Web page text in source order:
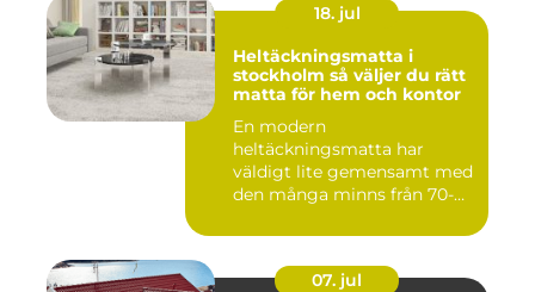
18. jul
Heltäckningsmatta i
stockholm så väljer du rätt
matta för hem och kontor
En modern
heltäckningsmatta har
väldigt lite gemensamt med
den många minns från 70-
07. jul